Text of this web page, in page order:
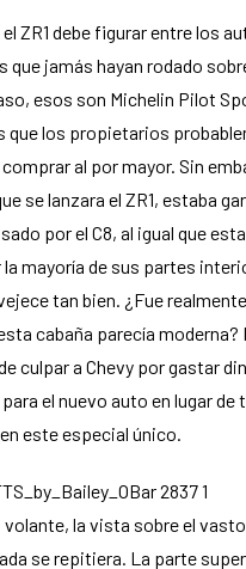
el ZR1 debe figurar entre los
que jamás hayan rodado
esos son Michelin Pilot
que los propietarios
al por mayor. Sin
se lanzara el ZR1, estaba
por el C8, al igual que
mayoría de sus partes
tan bien. ¿Fue
cabaña parecía moderna?
culpar a Chevy por gastar
el nuevo auto en lugar de
este especial único.
volante, la vista sobre el vasto
se repitiera. La parte